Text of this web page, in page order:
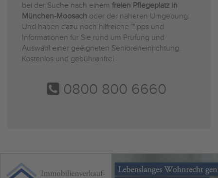
bei der Suche nach einem freien Pflegeplatz in
München-Moosach oder der näheren Umgebung.
Und haben dazu noch hilfreiche Tipps und
Informationen für Sie rund um Prüfung und
Auswahl einer geeigneten Senioreneinrichtung.
Kostenlos und gebührenfrei.
0800 800 6660